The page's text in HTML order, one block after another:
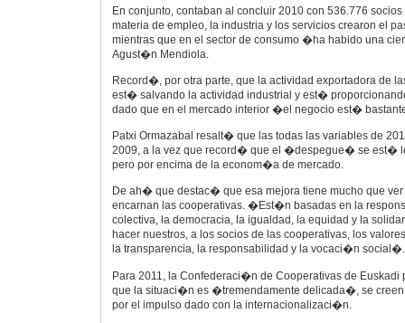
En conjunto, contaban al concluir 2010 con 536.776
materia de empleo, la industria y los servicios crearon el
mientras que en el sector de consumo �ha habido una
Agust�n Mendiola.
Record�, por otra parte, que la actividad exportadora de
est� salvando la actividad industrial y est�
dado que en el mercado interior �el negocio est�
Patxi Ormazabal resalt� que las todas las variables de
2009, a la vez que record� que el �despegue� se est�
pero por encima de la econom�a de mercado.
De ah� que destac� que esa mejora tiene mucho que
encarnan las cooperativas. �Est�n basadas en la
colectiva, la democracia, la igualdad, la equidad y la
hacer nuestros, a los socios de las cooperativas, los
la transparencia, la responsabilidad y la vocaci�n social�.
Para 2011, la Confederaci�n de Cooperativas de
que la situaci�n es �tremendamente delicada�, se
por el impulso dado con la internacionalizaci�n.